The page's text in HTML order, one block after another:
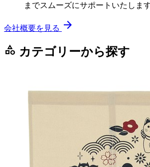
までスムーズにサポートいたします
会社概要を見る arrow_forward
category カテゴリーから探す